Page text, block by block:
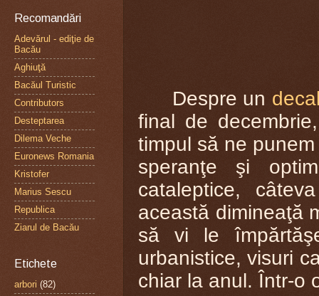
Despre un
final de
timpul să ne
speranţe şi
cataleptice,
această dimineaţă
să vi le
urbanistice, visuri
chiar la anul. Într-o
Recomandări
Adevărul - ediţie de
Bacău
Aghiuţă
Bacăul Turistic
Contributors
Desteptarea
Dilema Veche
Euronews Romania
Kristofer
Marius Sescu
Republica
Ziarul de Bacău
Etichete
arbori (82)